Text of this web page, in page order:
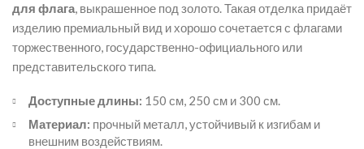
для флага, выкрашенное под золото. Такая отделка придаёт
изделию премиальный вид и хорошо сочетается с флагами
торжественного, государственно-официального или
представительского типа.
Доступные длины: 150 см, 250 см и 300 см.
Материал: прочный металл, устойчивый к изгибам и
внешним воздействиям.